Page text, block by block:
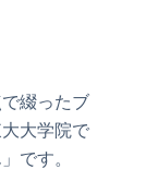
綴ったブ
大学院で
です。